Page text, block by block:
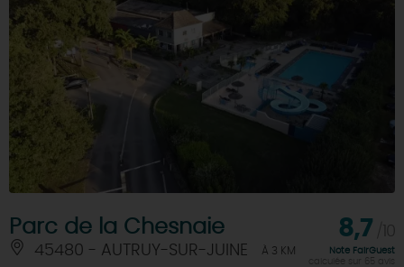
Parc de la Chesnaie
45480 - AUTRUY-SUR-JUINE À 3 KM
8,7
Note FairGuest
calculée sur 65 avis